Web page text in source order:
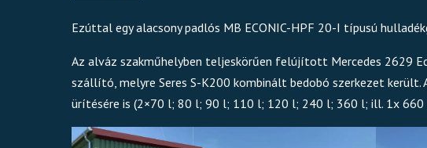
Ezúttal egy alacsony padlós MB ECONIC-HPF 20-I típusú
Az alváz szakműhelyben teljeskörűen felújított Mercedes 2629
szállító, melyre Seres S-K200 kombinált bedobó szerkezet
ürítésére is (2×70 l; 80 l; 90 l; 110 l; 120 l; 240 l; 360 l; ill. 1x